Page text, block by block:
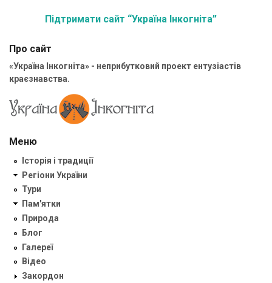
Підтримати сайт “Україна Інкогніта”
Про сайт
«Україна Інкогніта» - неприбутковий проект ентузіастів
краєзнавства.
Меню
Історія і традиції
Регіони України
Тури
Пам'ятки
Природа
Блог
Галереї
Відео
Закордон